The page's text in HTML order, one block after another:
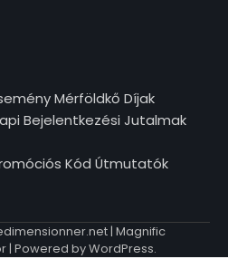
Mérföldkő Díjak
Bejelentkezési Jutalmak
Kód Útmutatók
| Magnific
| Powered byWordPress.